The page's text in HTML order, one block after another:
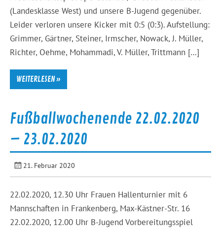
(Landesklasse West) und unsere B-Jugend gegenüber.
Leider verloren unsere Kicker mit 0:5 (0:3). Aufstellung:
Grimmer, Gärtner, Steiner, Irmscher, Nowack, J. Müller,
Richter, Oehme, Mohammadi, V. Müller, Trittmann […]
WEITERLESEN »
Fußballwochenende 22.02.2020
– 23.02.2020
21. Februar 2020
22.02.2020, 12.30 Uhr Frauen Hallenturnier mit 6
Mannschaften in Frankenberg, Max-Kästner-Str. 16
22.02.2020, 12.00 Uhr B-Jugend Vorbereitungsspiel